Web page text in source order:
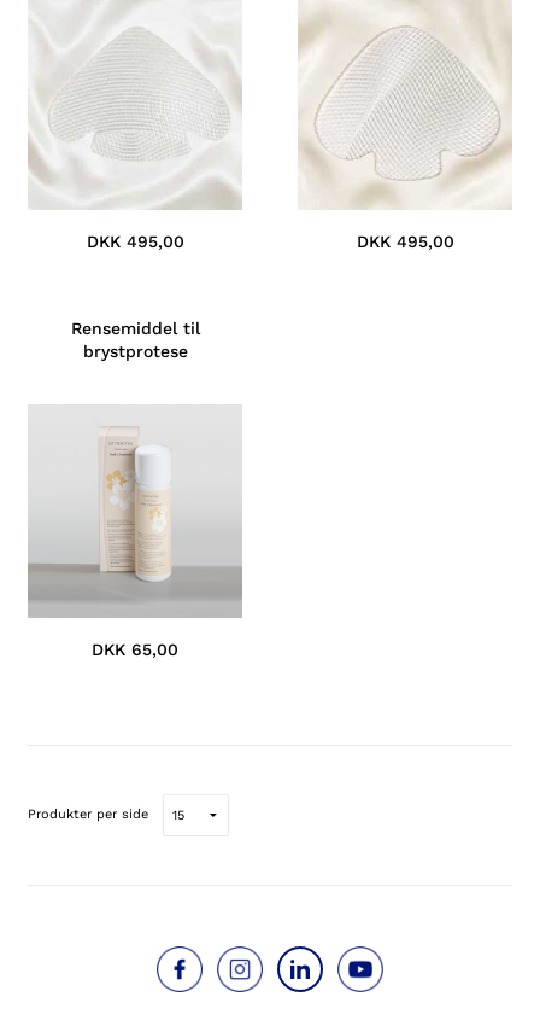
DKK 495,00 DKK 495,00
Rensemiddel til
brystprotese
DKK 65,00
Produkter per side